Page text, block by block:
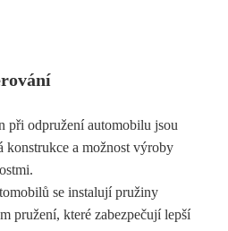
při odpružení automobilu jsou
konstrukce a možnost výroby
se instalují pružiny
pružení, které zabezpečují lepší